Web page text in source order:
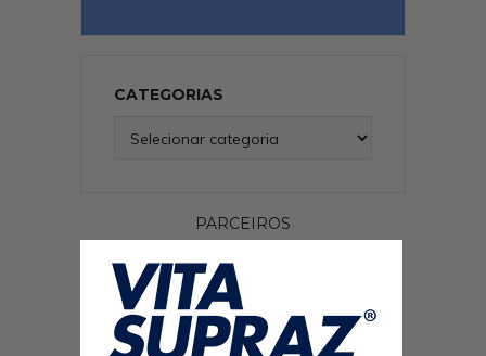
CATEGORIAS
PARCEIROS